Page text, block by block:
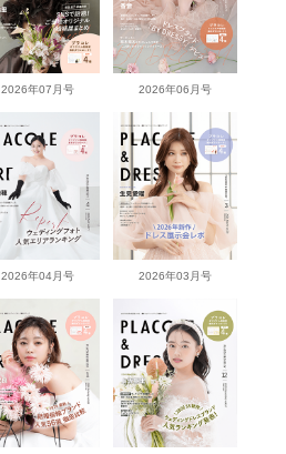
2026年07月号 2026年06月号
2026年04月号 2026年03月号